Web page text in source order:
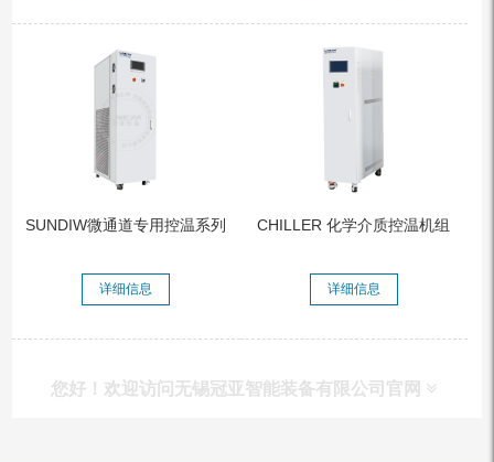
SUNDIW微通道专用控温系列
详细信息
CHILLER 化学介质控温机组
详细信息
您好！欢迎访问无锡冠亚智能装备有限公司官网